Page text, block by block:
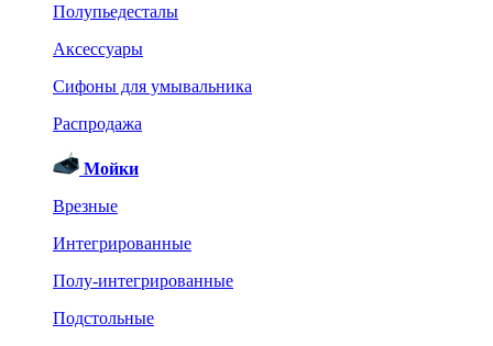
Полупьедесталы
Аксессуары
Сифоны для умывальника
Распродажа
Мойки
Врезные
Интегрированные
Полу-интегрированные
Подстольные